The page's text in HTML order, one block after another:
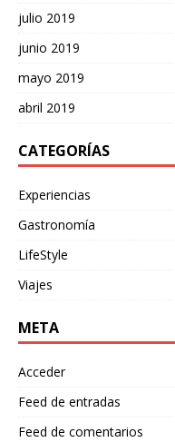
julio 2019
junio 2019
mayo 2019
abril 2019
CATEGORÍAS
Experiencias
Gastronomía
LifeStyle
Viajes
META
Acceder
Feed de entradas
Feed de comentarios